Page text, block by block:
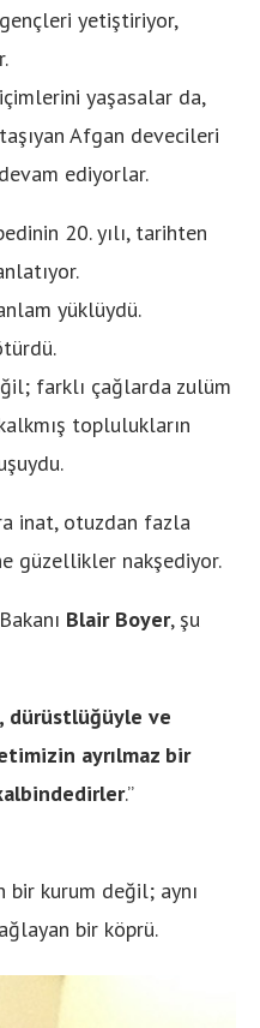
yetiştiriyor,
yaşasalar da,
Afgan devecileri
ediyorlar.
20. yılı, tarihten
yüklüydü.
farklı çağlarda zulüm
toplulukların
inat, otuzdan fazla
güzellikler nakşediyor.
Blair Boyer, şu
dürüstlüğüyle ve
ayrılmaz bir
.”
bir kurum değil; aynı
bir köprü.